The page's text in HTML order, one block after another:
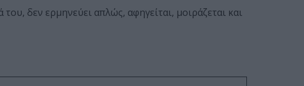
δεν ερμηνεύει απλώς, αφηγείται, μοιράζεται και